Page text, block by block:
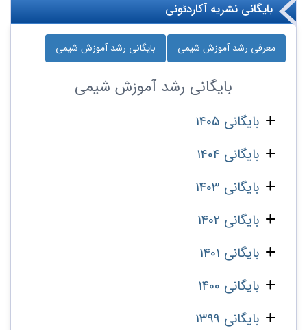
بایگانی نشریه آکاردئونی
معرفی رشد آموزش شیمی بایگانی رشد آموزش شیمی
بایگانی رشد آموزش شیمی
بایگانی 1405
بایگانی 1404
بایگانی 1403
بایگانی 1402
بایگانی 1401
بایگانی 1400
بایگانی 1399